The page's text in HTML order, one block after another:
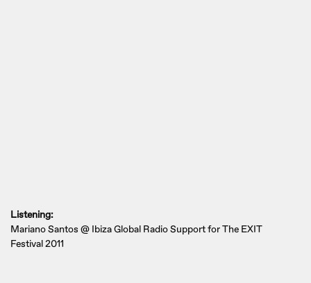
Listening:
Mariano Santos @ Ibiza Global Radio Support for The EXIT
Festival 2011